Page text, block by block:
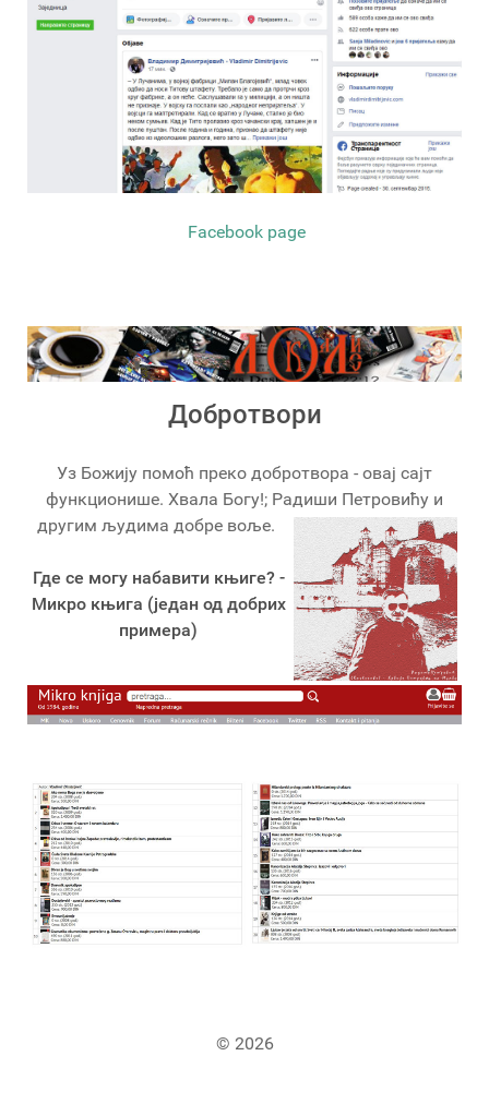
Facebook page
Добротвори
Уз Божију помоћ преко добротвора - овај сајт
функционише. Хвала Богу!; Радиши Петровићу и
другим људима добре воље.
Где се могу набавити књиге? -
Микро књига (један од добрих
примера)
© 2026